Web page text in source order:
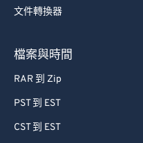
文件轉換器
檔案與時間
RAR 到 Zip
PST 到 EST
CST 到 EST